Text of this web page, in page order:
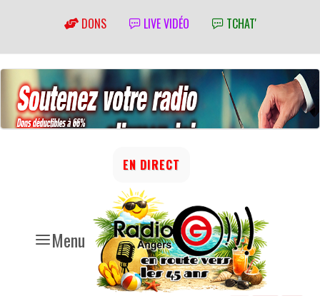
DONS LIVE VIDÉO TCHAT'
Menu
EN DIRECT